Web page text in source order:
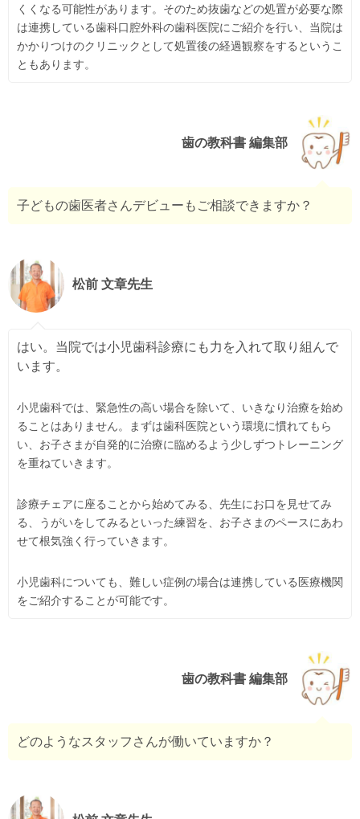
くくなる可能性があります。そのため抜歯などの処置が必要な際
は連携している歯科口腔外科の歯科医院にご紹介を行い、当院は
かかりつけのクリニックとして処置後の経過観察をするというこ
ともあります。
歯の教科書 編集部
子どもの歯医者さんデビューもご相談できますか？
松前 文章先生
はい。当院では小児歯科診療にも力を入れて取り組んで
います。
小児歯科では、緊急性の高い場合を除いて、いきなり治療を始め
ることはありません。まずは歯科医院という環境に慣れてもら
い、お子さまが自発的に治療に臨めるよう少しずつトレーニング
を重ねていきます。
診療チェアに座ることから始めてみる、先生にお口を見せてみ
る、うがいをしてみるといった練習を、お子さまのペースにあわ
せて根気強く行っていきます。
小児歯科についても、難しい症例の場合は連携している医療機関
をご紹介することが可能です。
歯の教科書 編集部
どのようなスタッフさんが働いていますか？